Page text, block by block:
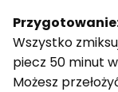
Wszystko
piecz 50 minut w
Możesz